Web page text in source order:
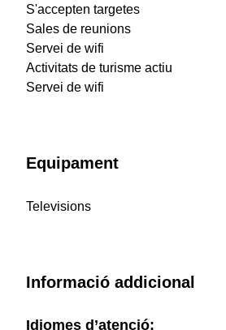
S'accepten targetes
Sales de reunions
Servei de wifi
Activitats de turisme actiu
Servei de wifi
Equipament
Televisions
Informació addicional
Idiomes d’atenció: